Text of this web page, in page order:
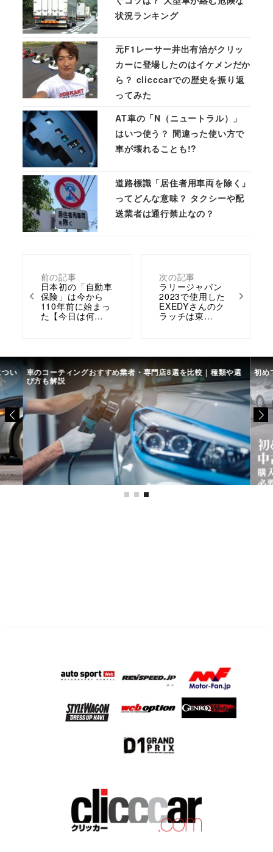
前の記事
日本初の「自動車
保険」は今から
110年前に始まっ
た【今日は何…
次の記事
ラリージャパン
2023で使用した
EXEDYさんのク
ラッチは東…
状況ランキング
元F1レーサー井出有治がクリッ
カーに登場したのはイケメンだか
ら？ clicccarでの歴史を振り返
ってみた
AT車の「N（ニュートラル）」
はいつ使う？ 間違った使い方で
車が壊れることも!?
道路標識「居住者用車両を除く」
ってどんな意味？ タクシーや配
送業者は通行禁止なの？
い 車のコーティングおすすめ業者・専門店8選を比較｜種類や選
び方も解説
初め